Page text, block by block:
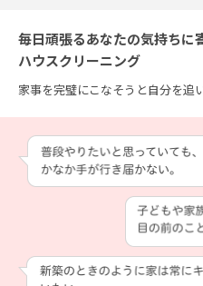
毎日頑張るあなたの気持ちに
ハウスクリーニング
家事を完璧にこなそうと自分を追